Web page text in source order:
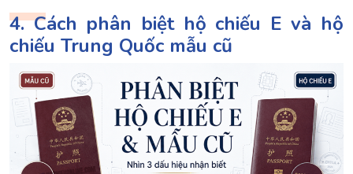
4. Cách phân biệt hộ chiếu E và hộ
chiếu Trung Quốc mẫu cũ